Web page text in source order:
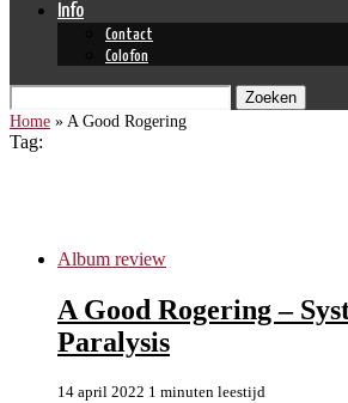
Info
Contact
Colofon
Zoeken
Home » A Good Rogering
Tag:
Album review
A Good Rogering –
Paralysis
14 april 2022 1 minuten leestijd